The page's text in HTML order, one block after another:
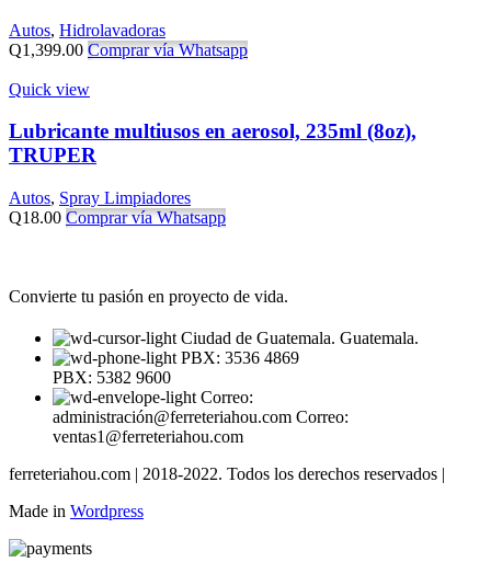
Autos, Hidrolavadoras
Q1,399.00 Comprar vía Whatsapp
Quick view
Lubricante multiusos en aerosol, 235ml (8oz),
TRUPER
Autos, Spray Limpiadores
Q18.00 Comprar vía Whatsapp
Convierte tu pasión en proyecto de vida.
Ciudad de Guatemala. Guatemala.
PBX: 3536 4869
PBX: 5382 9600
Correo:
administración@ferreteriahou.com Correo:
ventas1@ferreteriahou.com
ferreteriahou.com | 2018-2022. Todos los derechos reservados |
Made in Wordpress